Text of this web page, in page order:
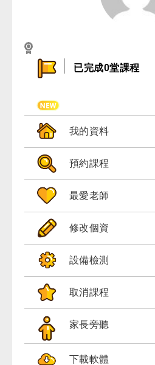
遊學團
登入
已完成0堂課程
我的資料
預約課程
最愛老師
修改個資
設備檢測
取消課程
家長旁聽
下載軟體